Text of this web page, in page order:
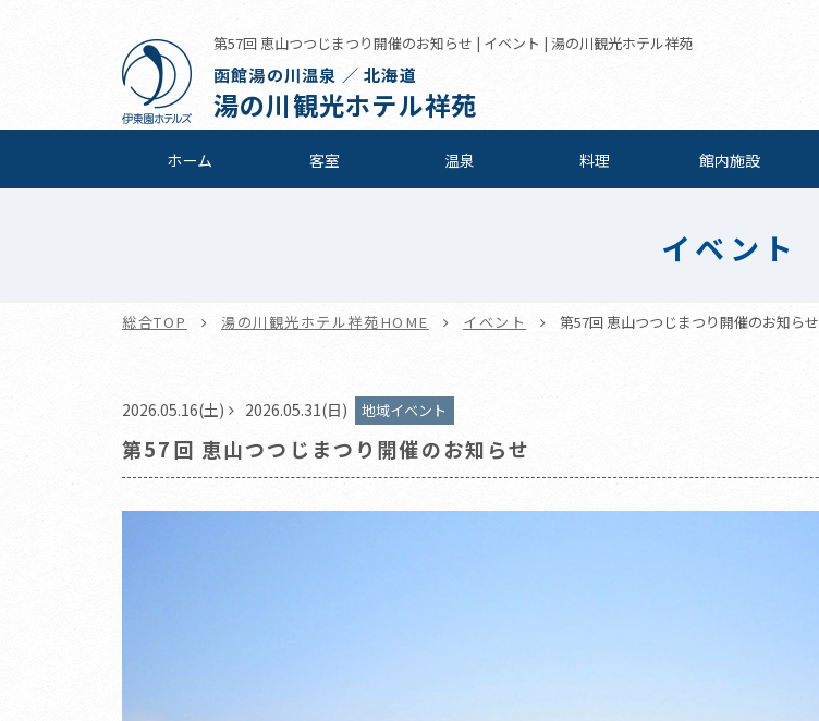
第57回 恵山つつじまつり開催のお知らせ | イベント | 湯の川観光ホテル祥苑
函館湯の川温泉 ／ 北海道
湯の川観光ホテル祥苑
ホーム 客室 温泉 料理 館内施設
イベント
総合TOP 湯の川観光ホテル祥苑HOME イベント 第57回 恵山つつじまつり開催のお知らせ
2026.05.16(土) 2026.05.31(日) 地域イベント
第57回 恵山つつじまつり開催のお知らせ